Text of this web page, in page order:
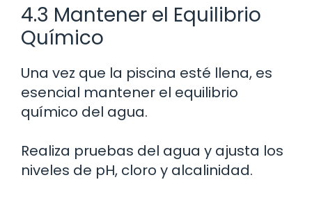
4.3 Mantener el Equilibrio
Químico
Una vez que la piscina esté llena, es
esencial mantener el equilibrio
químico del agua.
Realiza pruebas del agua y ajusta los
niveles de pH, cloro y alcalinidad.